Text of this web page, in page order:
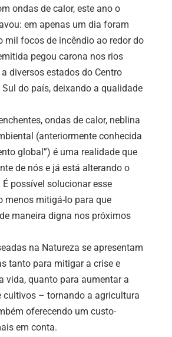
ondas de calor, este ano o
em apenas um dia foram
mil focos de incêndio ao redor do
pegou carona nos rios
diversos estados do Centro
Sul do país, deixando a qualidade
ondas de calor, neblina
(anteriormente conhecida
global”) é uma realidade que
de nós e já está alterando o
possível solucionar esse
menos mitigá-lo para que
maneira digna nos próximos
na Natureza se apresentam
tanto para mitigar a crise e
vida, quanto para aumentar a
cultivos – tornando a agricultura
oferecendo um custo-
em conta.